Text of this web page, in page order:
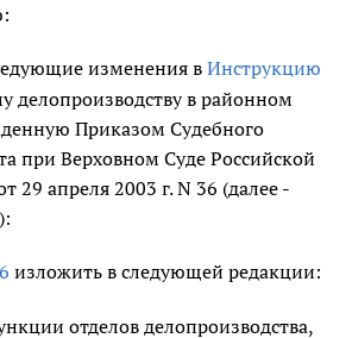
изменения в Инструкцию
делопроизводству в районном
Приказом Судебного
при Верховном Суде Российской
29 апреля 2003 г. N 36 (далее -
изложить в следующей редакции:
отделов делопроизводства,